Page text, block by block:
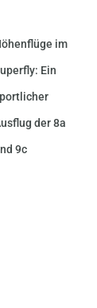
im
Ein
der 8a
9c